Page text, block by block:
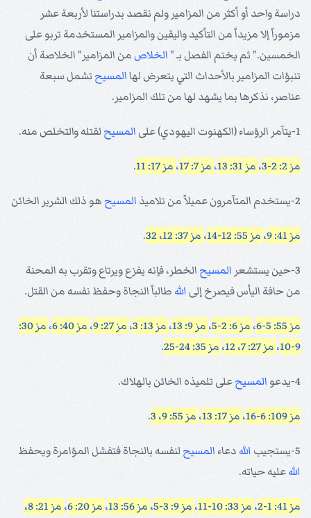
دراسة واحد أو أكثر من المزامير ولم نقصد بدراستنا لأربعة عشر
مزموراً إلا مزيداً من التأكيد واليقين والمزامير المستخدمة تربو على
الخمسين." ثم يختم الفصل بـ " الخلاص من المزامير" الخلاصة أن
تنبؤات المزامير بالأحداث التي يتعرض لهاالمسيح تشمل سبعة
عناصر، نذكرها بما يشهد لها من تلك المزامير.
1-يتآمر الرؤساء (الكهنوت اليهودي) على المسيح لقتله والتخلص منه.
مز 2: 2-3 ، مز 31: 13 ، مز 7: 17 ، مز 17: 11 .
2-يستخدم المتآمرون عميلاً من تلاميذ المسيح هو ذلك الشرير الخائن
مز 41: 9 ، مز 55: 12-14 ، مز 37: 12، 32 .
3-حين يستشعر المسيح الخطر، فإنه يفزع ويرتاع وتقرب به المحنة
من حافة اليأس فيصرخ إلى الله طالباً النجاة وحفظ نفسه من القتل.
مز 55: 5-6 ، مز 6: 2-5 ، مز 9: 13 ، مز 13: 3 ، مز 27: 9 ، مز 40: 6 ،
مز 30:
9-10
، مز 27: 7، 12 ، مز 35: 24-25 .
4-يدعو المسيحعلى تلميذه الخائن بالهلاك.
مز 109: 6-16 ، مز 17: 13 ، مز 55: 9، 3 .
5-يستجيب الله دعاء المسيح لنفسه بالنجاة فتفشل المؤامرة ويحفظ
اللهعليه حياته.
مز 41: 1-2 ، مز 33: 10-11 ، مز 9: 3-5 ، مز 56: 13 ، مز 20: 6 ،
مز 21: 8،